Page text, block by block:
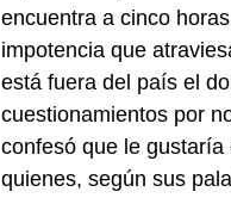
encuentra a cinco
impotencia que
está fuera del país el
cuestionamientos por
confesó que le
quienes, según sus